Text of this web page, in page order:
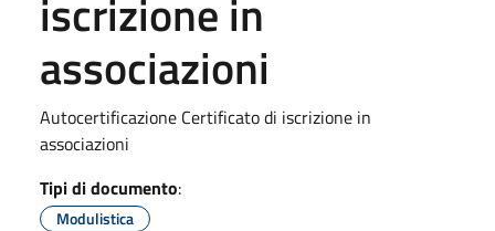
iscrizione in
associazioni
Autocertificazione Certificato di iscrizione in
associazioni
Tipi di documento:
Modulistica